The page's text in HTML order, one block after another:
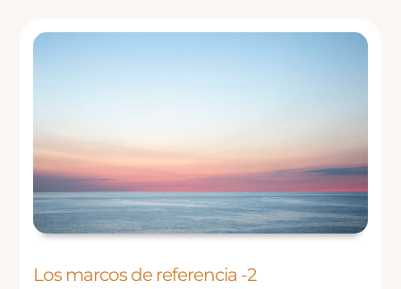
Los marcos de referencia -2